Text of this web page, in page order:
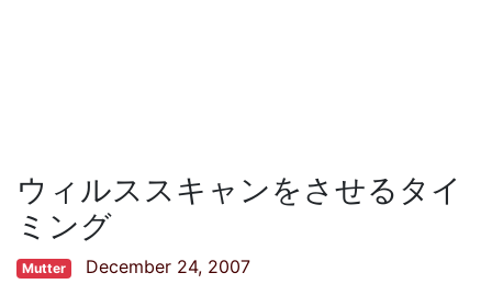
ウィルススキャンをさせるタイ
ミング
Mutter December 24, 2007